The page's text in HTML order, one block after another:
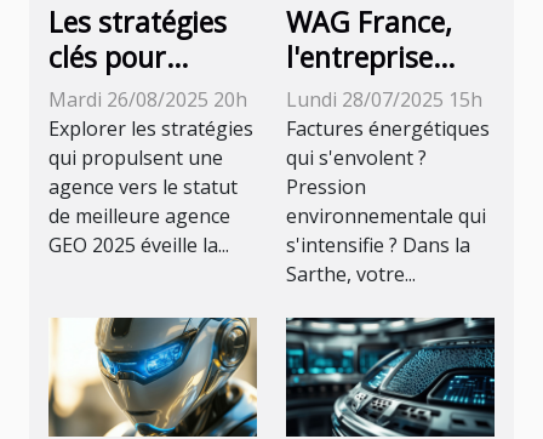
Les stratégies
clés pour
devenir la
meilleure
agence GEO
2025
Mardi 26/08/2025 20h
Explorer les stratégies
qui propulsent une
agence vers le statut
de meilleure agence
GEO 2025 éveille la...
WAG France,
l'entreprise
spécialisée dans
les énergies
renouvelables
au Mans
Lundi 28/07/2025 15h
Factures énergétiques
qui s'envolent ?
Pression
environnementale qui
s'intensifie ? Dans la
Sarthe, votre...